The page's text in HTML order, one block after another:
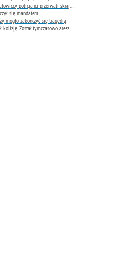
się mandatem
mogło zakończyć się tragedią